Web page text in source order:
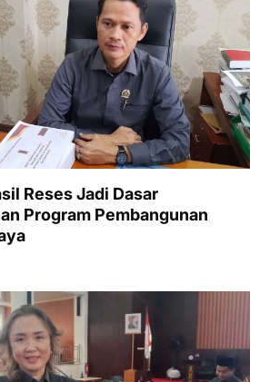
Reses Jadi Dasar
Program Pembangunan